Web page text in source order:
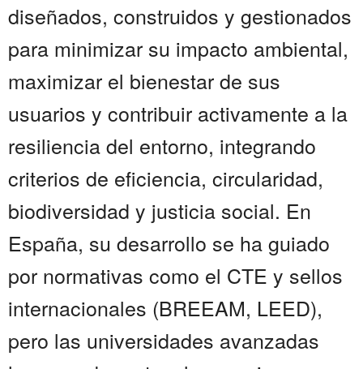
diseñados, construidos y gestionados
para minimizar su impacto ambiental,
maximizar el bienestar de sus
usuarios y contribuir activamente a la
resiliencia del entorno, integrando
criterios de eficiencia, circularidad,
biodiversidad y justicia social. En
España, su desarrollo se ha guiado
por normativas como el CTE y sellos
internacionales (BREEAM, LEED),
pero las universidades avanzadas